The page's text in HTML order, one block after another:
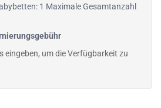
1 Maximale Gesamtanzahl
eingeben, um die Verfügbarkeit zu